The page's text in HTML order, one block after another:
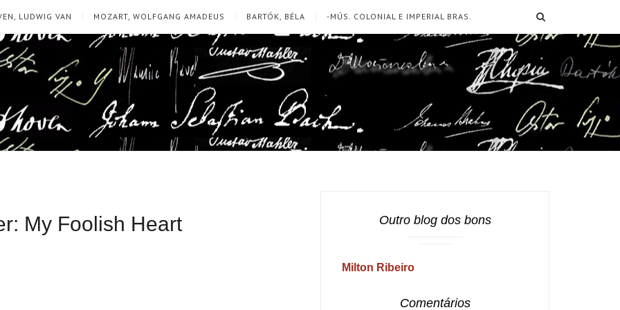
LUDWIG VAN MOZART, WOLFGANG AMADEUS BARTÓK, BÉLA -MÚS. COLONIAL E IMPERIAL BRAS.
My Foolish Heart Outro blog dos bons
Milton Ribeiro
Comentários